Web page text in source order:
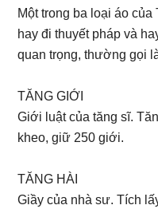
Một trong ba loại áo
hay đi thuyết pháp và
quan trọng, thường gọi
TĂNG GIỚI
Giới luật của tăng sĩ.
kheo, giữ 250 giới.
TĂNG HÀI
Giầy của nhà sư. Tích